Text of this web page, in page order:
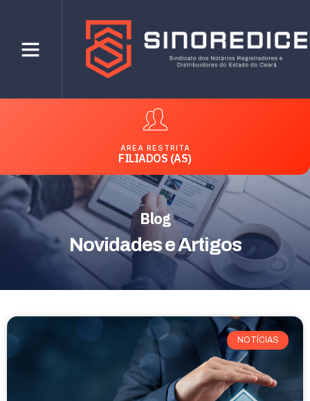
ÁREA RESTRITA
FILIADOS (AS)
Blog
Novidades e Artigos
NOTÍCIAS